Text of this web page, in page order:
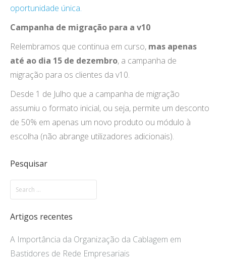
oportunidade única.
Campanha de migração para a v10
Relembramos que continua em curso, mas apenas
até ao dia 15 de dezembro, a campanha de
migração para os clientes da v10.
Desde 1 de Julho que a campanha de migração
assumiu o formato inicial, ou seja, permite um desconto
de 50% em apenas um novo produto ou módulo à
escolha (não abrange utilizadores adicionais).
Pesquisar
Artigos recentes
A Importância da Organização da Cablagem em
Bastidores de Rede Empresariais